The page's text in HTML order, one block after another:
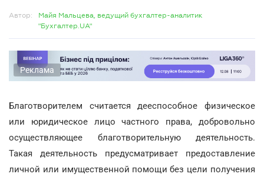
Автор:
Майя Мальцева, ведущий бухгалтер-аналитик
"Бухгалтер.UA"
Реклама
Благотворителем считается дееспособное физическое
или юридическое лицо частного права, добровольно
осуществляющее благотворительную деятельность.
Такая деятельность предусматривает предоставление
личной или имущественной помощи без цели получения